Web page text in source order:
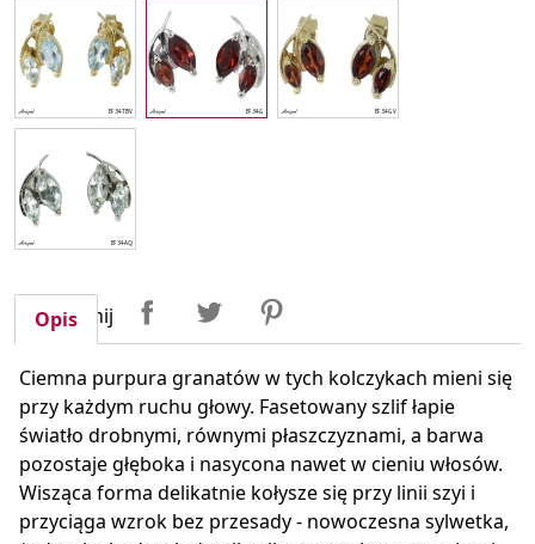
Udostępnij UdostępnijTweetuj
Opis
Ciemna purpura granatów w tych kolczykach mieni się
przy każdym ruchu głowy. Fasetowany szlif łapie
światło drobnymi, równymi płaszczyznami, a barwa
pozostaje głęboka i nasycona nawet w cieniu włosów.
Wisząca forma delikatnie kołysze się przy linii szyi i
przyciąga wzrok bez przesady - nowoczesna sylwetka,